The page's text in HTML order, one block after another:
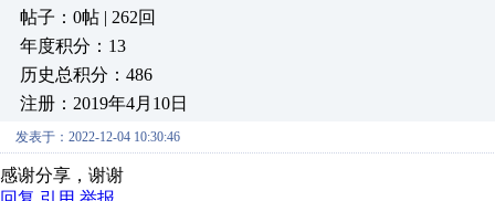
帖子：0帖 | 262回
年度积分：13
历史总积分：486
注册：2019年4月10日
发表于：2022-12-04 10:30:46
感谢分享，谢谢